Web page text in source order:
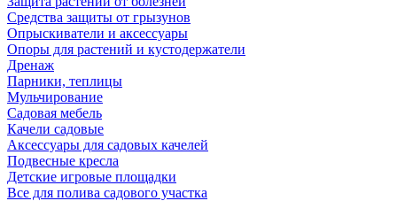
Средства защиты от грызунов
Опрыскиватели и аксессуары
Опоры для растений и кустодержатели
Дренаж
Парники, теплицы
Мульчирование
Садовая мебель
Качели садовые
Аксессуары для садовых качелей
Подвесные кресла
Детские игровые площадки
Все для полива садового участка